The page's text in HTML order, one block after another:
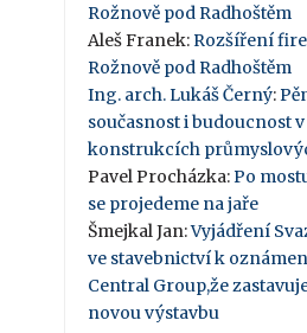
Rožnově pod Radhoštěm
Aleš Franek: Rozšíření
Rožnově pod Radhoštěm
Ing. arch. Lukáš Černý:
současnost i budoucnost
konstrukcích
Pavel Procházka: Po
se projedeme na jaře
Šmejkal Jan:Vyjádření
ve stavebnictví k
Central Group,že
novou výstavbu